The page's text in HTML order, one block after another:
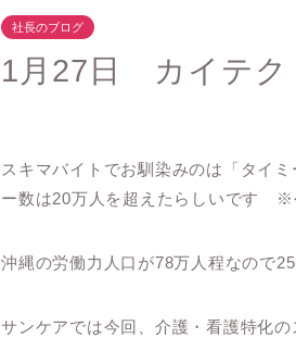
社長のブログ
1月27日 カイテク
スキマバイトでお馴染みのは「タイ
ー数は20万人を超えたらしいです ※
沖縄の労働力人口が78万人程なので
サンケアでは今回、介護・看護特化